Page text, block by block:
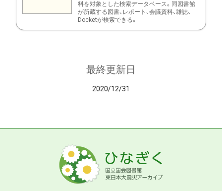
料を対象とした検索データベース。同図書館
が所蔵する図書、レポート、会議資料、雑誌、
Docketが検索できる。
最終更新日
2020/12/31